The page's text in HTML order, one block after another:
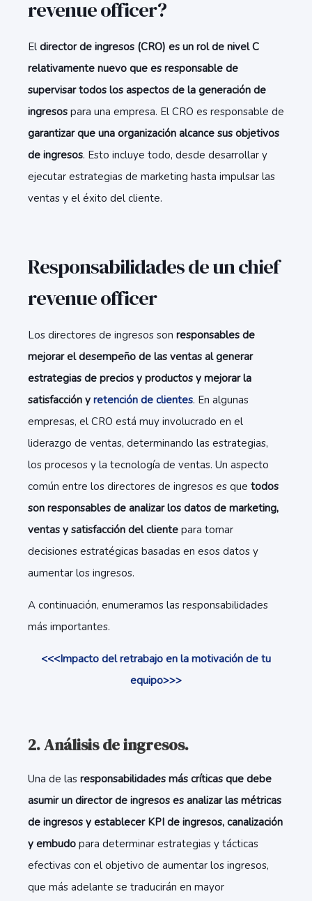
revenue officer?
El director de ingresos (CRO) es un rol de nivel C
relativamente nuevo que es responsable de
supervisar todos los aspectos de la generación de
ingresos para una empresa. El CRO es responsable de
garantizar que una organización alcance sus objetivos
de ingresos. Esto incluye todo, desde desarrollar y
ejecutar estrategias de marketing hasta impulsar las
ventas y el éxito del cliente.
Responsabilidades de un chief
revenue officer
Los directores de ingresos son responsables de
mejorar el desempeño de las ventas al generar
estrategias de precios y productos y mejorar la
satisfacción y retención de clientes. En algunas
empresas, el CRO está muy involucrado en el
liderazgo de ventas, determinando las estrategias,
los procesos y la tecnología de ventas. Un aspecto
común entre los directores de ingresos es que todos
son responsables de analizar los datos de marketing,
ventas y satisfacción del cliente para tomar
decisiones estratégicas basadas en esos datos y
aumentar los ingresos.
A continuación, enumeramos las responsabilidades
más importantes.
<<<Impacto del retrabajo en la motivación de tu
equipo>>>
2. Análisis de ingresos.
Una de las responsabilidades más críticas que debe
asumir un director de ingresos es analizar las métricas
de ingresos y establecer KPI de ingresos, canalización
y embudo para determinar estrategias y tácticas
efectivas con el objetivo de aumentar los ingresos,
que más adelante se traducirán en mayor